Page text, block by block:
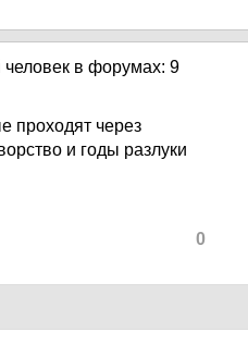
проходят через
и годы разлуки
0